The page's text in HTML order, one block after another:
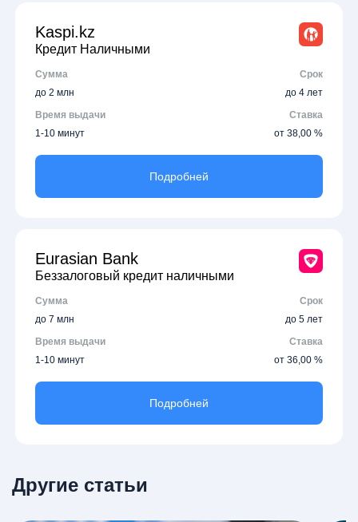
Kaspi.kz
Кредит Наличными
Сумма
Срок
до 2 млн
до 4 лет
Время выдачи
Ставка
1-10 минут
от 38,00 %
Подробней
Eurasian Bank
Беззалоговый кредит наличными
Сумма
Срок
до 7 млн
до 5 лет
Время выдачи
Ставка
1-10 минут
от 36,00 %
Подробней
Другие статьи